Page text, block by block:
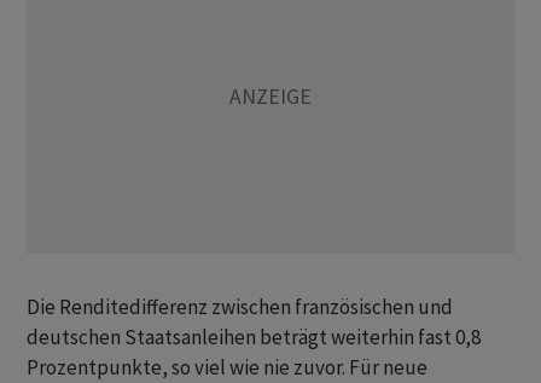
Die Renditedifferenz zwischen französischen und
deutschen Staatsanleihen beträgt weiterhin fast 0,8
Prozentpunkte, so viel wie nie zuvor. Für neue